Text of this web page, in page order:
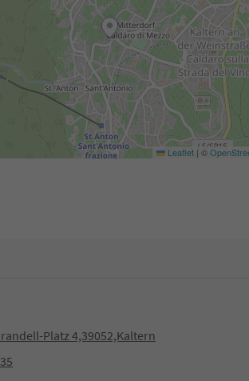
Leaflet | ©
Platz 4,39052,Kaltern